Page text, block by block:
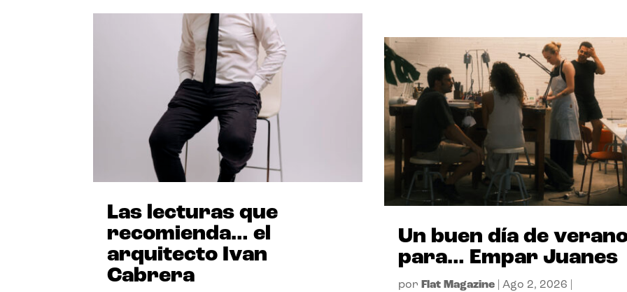
Las lecturas que
recomienda… el
arquitecto Ivan
Cabrera
Un buen día de
para… Empar Juanes
por Flat Magazine| Ago 2, 2026